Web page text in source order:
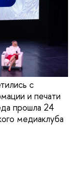
с
и печати
прошла 24
медиаклуба